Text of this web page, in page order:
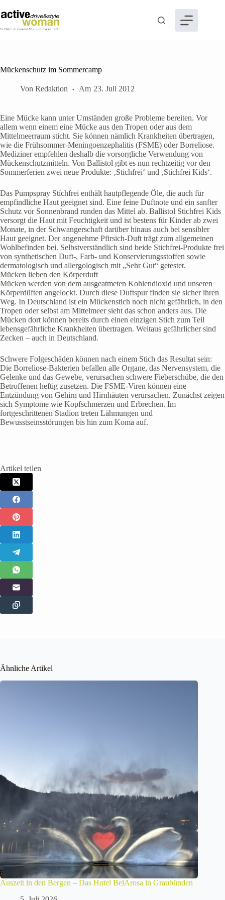
Inhalt
springen
Mückenschutz im Sommercamp
Von Redaktion Am 23. Juli 2012
Eine Mücke kann unter Umständen große Probleme bereiten. Vor
allem wenn einem eine Mücke aus den Tropen oder aus dem
Mittelmeerraum sticht. Sie können nämlich Krankheiten übertragen,
wie die Frühsommer-Meningoenzephalitis (FSME) oder Borreliose.
Mediziner empfehlen deshalb die vorsorgliche Verwendung von
Mückenschutzmitteln. Von Ballistol gibt es nun rechtzeitig vor den
Sommerferien zwei neue Produkte: ‚Stichfrei‘ und ‚Stichfrei Kids‘.
Das Pumpspray Stíchfrei enthält hautpflegende Öle, die auch für
empfindliche Haut geeignet sind. Eine feine Duftnote und ein sanfter
Schutz vor Sonnenbrand runden das Mittel ab. Ballistol Stichfrei Kids
versorgt die Haut mit Feuchtigkeit und ist bestens für Kinder ab zwei
Monate, in der Schwangerschaft darüber hinaus auch bei sensibler
Haut geeignet. Der angenehme Pfirsich-Duft trägt zum allgemeinen
Wohlbefinden bei. Selbstverständlich sind beide Stichfrei-Produkte frei
von synthetischen Duft-, Farb- und Konservierungsstoffen sowie
dermatologisch und allergologisch mit „Sehr Gut“ getestet.
Mücken lieben den Körperduft
Mücken werden von dem ausgeatmeten Kohlendioxid und unseren
Körperdüften angelockt. Durch diese Duftspur finden sie sicher ihren
Weg. In Deutschland ist ein Mückenstich noch nicht gefährlich, in den
Tropen oder selbst am Mittelmeer sieht das schon anders aus. Die
Mücken dort können bereits durch einen einzigen Stich zum Teil
lebensgefährliche Krankheiten übertragen. Weitaus gefährlicher sind
Zecken – auch in Deutschland.
Schwere Folgeschäden können nach einem Stich das Resultat sein:
Die Borreliose-Bakterien befallen alle Organe, das Nervensystem, die
Gelenke und das Gewebe, verursachen schwere Fieberschübe, die den
Betroffenen heftig zusetzen. Die FSME-Viren können eine
Entzündung von Gehirn und Hirnhäuten verursachen. Zunächst zeigen
sich Symptome wie Kopfschmerzen und Erbrechen. Im
fortgeschrittenen Stadion treten Lähmungen und
Bewusstseinsstörungen bis hin zum Koma auf.
Artikel teilen
Ähnliche Artikel
Auszeit in den Bergen – Das Hotel BelArosa in Graubünden